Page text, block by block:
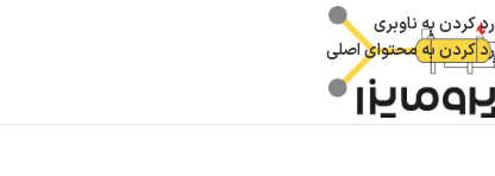
رد کردن به ناوبری
رد کردن به محتوای اصلی